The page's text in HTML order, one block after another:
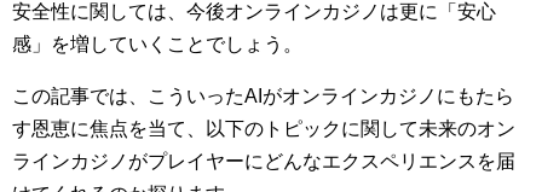
安全性に関しては、今後オンラインカジノは更に「安心
感」を増していくことでしょう。
この記事では、こういったAIがオンラインカジノにもたら
す恩恵に焦点を当て、以下のトピックに関して未来のオン
ラインカジノがプレイヤーにどんなエクスペリエンスを届